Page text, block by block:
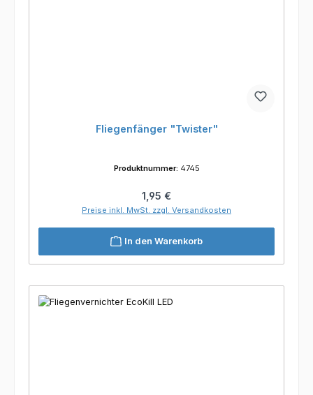
Fliegenfänger "Twister"
Produktnummer: 4745
Regulärer Preis:
1,95 €
Preise inkl. MwSt. zzgl. Versandkosten
In den Warenkorb